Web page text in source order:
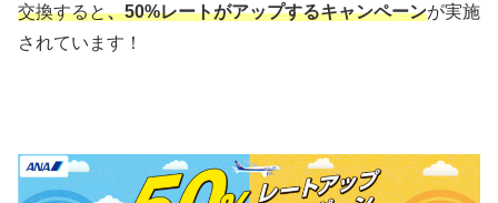
交換すると、50%レートがアップするキャンペーンが実施
されています！